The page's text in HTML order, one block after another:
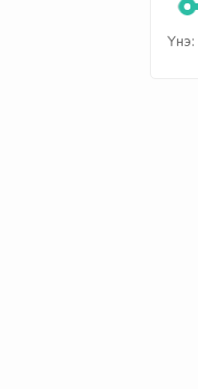
Үнэ: